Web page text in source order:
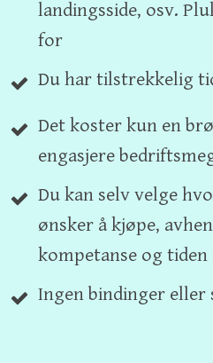
landingsside, osv.
for
Du har tilstrekkelig
Det koster kun en
engasjere
Du kan selv velge
ønsker å kjøpe,
kompetanse og
Ingen bindinger